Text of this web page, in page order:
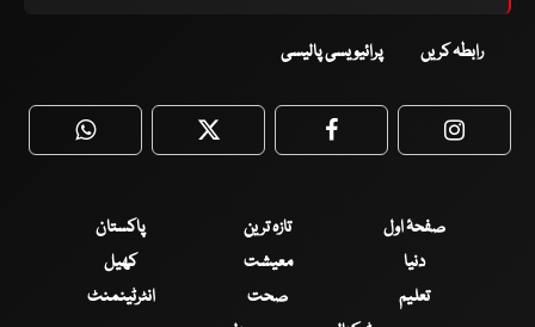
رابطہ کریں پرائیویسی پالیسی
WhatsApp Twitter Facebook
صفحۂ اول تازہ ترین
پاکستان
دنیا
معیشت
کھیل
تعلیم
صحت
انٹرٹینمنٹ